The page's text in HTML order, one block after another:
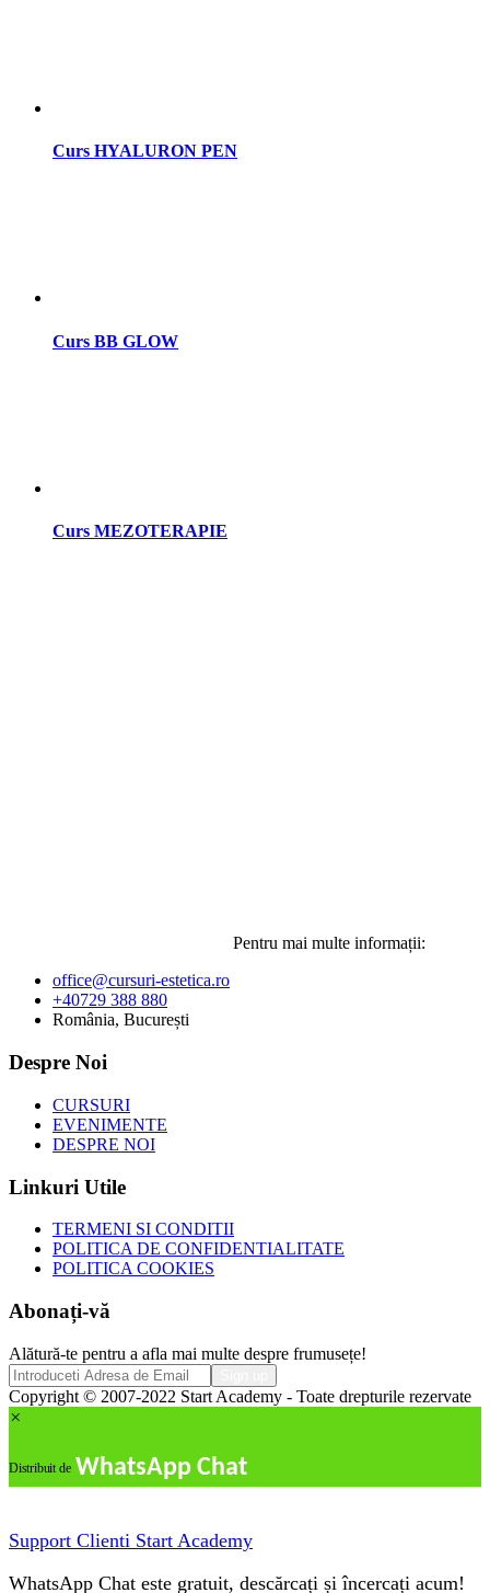
Curs HYALURON PEN
Curs BB GLOW
Curs MEZOTERAPIE
Pentru mai multe informații:
office@cursuri-estetica.ro
+40729 388 880
România, București
Despre Noi
CURSURI
EVENIMENTE
DESPRE NOI
Linkuri Utile
TERMENI SI CONDITII
POLITICA DE CONFIDENTIALITATE
POLITICA COOKIES
Abonați-vă
Alătură-te pentru a afla mai multe despre frumusețe!
Copyright © 2007-2022 Start Academy - Toate drepturile rezervate
×
Distribuit de WhatsApp Chat
Support Clienti Start Academy
WhatsApp Chat este gratuit, descărcați și încercați acum!